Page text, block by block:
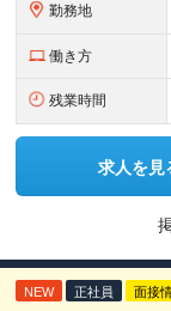
勤務地
働き方
残業時間
求人を見
NEW 正社員 面接